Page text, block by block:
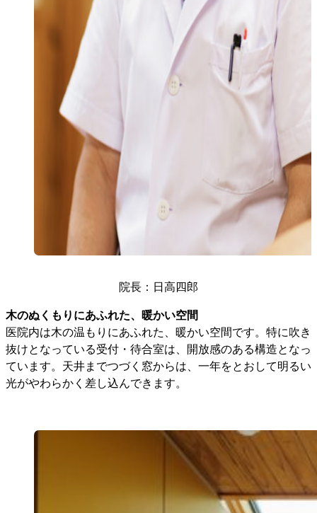
院長：日高四郎
木のぬくもりにあふれた、暖かい空間
医院内は木の温もりにあふれた、暖かい空間です。特に吹き
抜けとなっている受付・待合室は、開放感のある構造となっ
ています。天井までつづく窓からは、一年をとおして明るい
光がやわらかく差し込んできます。